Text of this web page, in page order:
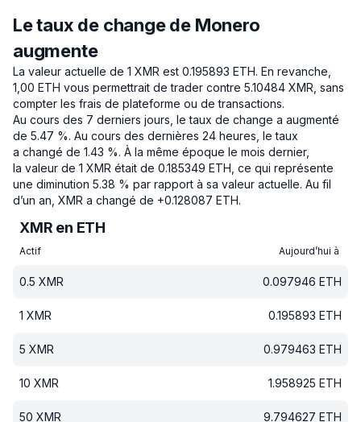
Le taux de change de Monero
augmente
La valeur actuelle de 1 XMR est 0.195893 ETH. En revanche,
1,00 ETH vous permettrait de trader contre 5.10484 XMR, sans
compter les frais de plateforme ou de transactions.
Au cours des 7 derniers jours, le taux de change a augmenté
de 5.47 %. Au cours des dernières 24 heures, le taux
a changé de 1.43 %. À la même époque le mois dernier,
la valeur de 1 XMR était de 0.185349 ETH, ce qui représente
une diminution 5.38 % par rapport à sa valeur actuelle. Au fil
d’un an, XMR a changé de +0.128087 ETH.
XMR en ETH
Actif Aujourd’hui à
0.5 XMR 0.097946 ETH
1 XMR 0.195893 ETH
5 XMR 0.979463 ETH
10 XMR 1.958925 ETH
50 XMR 9.794627 ETH